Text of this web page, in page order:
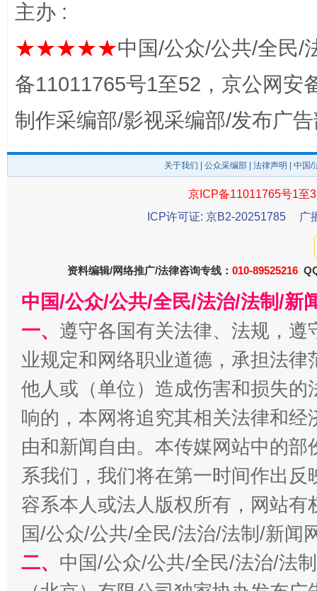
受贿1.44亿！段成刚被判无期 从幼
全民健身五年计划来了！等你上场
主办 :
★★★★★中国/公众/公共/全民/
备11011765号1至52，京公网安
制作采编部/影视采编部/发布广
关于我们 公众采编部 法律声明 | 中国
京ICP备11011765号1至
ICP许可证: 京B2-20251785
广
资料编辑/网络推广/法律咨询专线： 010-89525216
中国/公众/公共/全民/法治/法制/新
一、 遵守各国有关法律、法规，
业规定和网络职业道德，承担法
他人或（单位）造成伤害和损失
响的，本网将追究其相关法律和
由和新闻自由。本传媒网站中的
系我们，我们将在第一时间作出
容系本人或法人版权所有，网站
国/公众/公共/全民/法治/法制/新闻
二、 中国/公众/公共/全民/法治/法